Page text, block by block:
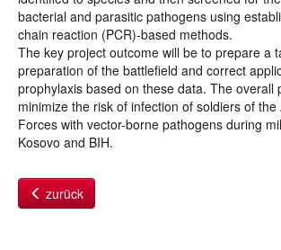
bacterial and parasitic pathogens using
chain reaction (PCR)-based methods.
The key project outcome will be to prepare a
preparation of the battlefield and correct
prophylaxis based on these data. The overall
minimize the risk of infection of soldiers of the
Forces with vector-borne pathogens during
Kosovo and BIH.
zurück